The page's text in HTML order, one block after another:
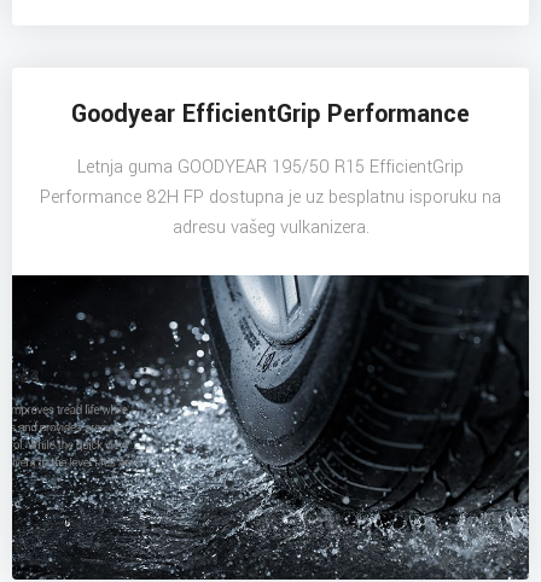
Goodyear EfficientGrip Performance
Letnja guma GOODYEAR 195/50 R15 EfficientGrip
Performance 82H FP dostupna je uz besplatnu isporuku na
adresu vašeg vulkanizera.